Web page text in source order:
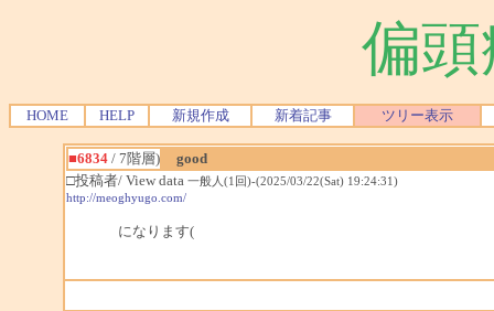
偏
HOME HELP 新規作成 新着記事 ツリー表示
■6834/ 7階層)
good
□投稿者/ View data 一般人(1回)-(2025/03/22(Sat) 19:24:31)
http://meoghyugo.com/
になります(